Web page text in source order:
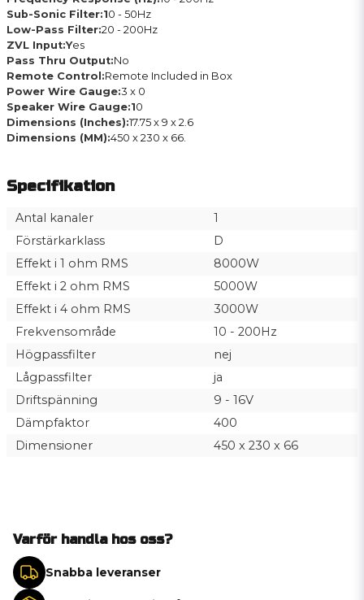
Sub-Sonic Filter:10 - 50Hz
Low-Pass Filter:20 - 200Hz
ZVL Input:Yes
Pass Thru Output:No
Remote Control:Remote Included in Box
Power Wire Gauge:3 x 0
Speaker Wire Gauge:10
Dimensions (Inches):17.75 x 9 x 2.6
Dimensions (MM):450 x 230 x 66.
Specifikation
Antal kanaler
1
Förstärkarklass
D
Effekt i 1 ohm RMS
8000W
Effekt i 2 ohm RMS
5000W
Effekt i 4 ohm RMS
3000W
Frekvensområde
10 - 200Hz
Högpassfilter
nej
Lågpassfilter
ja
Driftspänning
9 - 16V
Dämpfaktor
400
Dimensioner
450 x 230 x 66
Varför handla hos oss?
Snabba leveranser